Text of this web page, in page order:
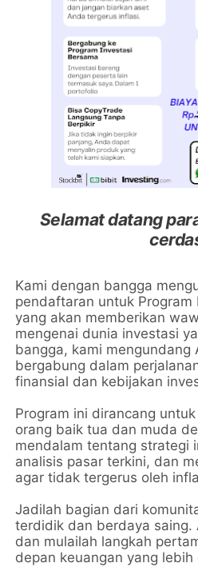
Selamat datang
Kami dengan bangga
pendaftaran untuk Program
yang akan memberikan
mengenai dunia investasi
bangga, kami mengundang
bergabung dalam
finansial dan kebijakan
Program ini dirancang
orang baik tua dan muda
mendalam tentang strategi
analisis pasar terkini, dan
agar tidak tergerus oleh
Jadilah bagian dari
terdidik dan berdaya saing.
dan mulailah langkah
depan keuangan yang lebih